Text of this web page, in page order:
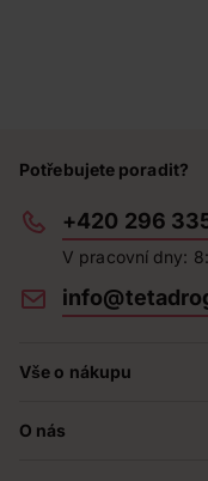
Potřebujete poradit?
+420 296
V pracovní dny:
Vše o nákupu
O nás